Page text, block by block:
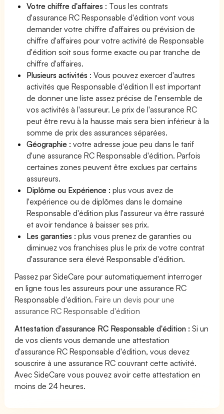
Votre chiffre d'affaires : Tous les contrats
d'assurance RC Responsable d'édition vont vous
demander votre chiffre d'affaires ou prévision de
chiffre d'affaires pour votre activité de Responsable
d'édition soit sous forme exacte ou par tranche de
chiffre d'affaires.
Plusieurs activités : Vous pouvez exercer d'autres
activités que Responsable d'édition Il est important
de donner une liste assez précise de l'ensemble de
vos activités à l'assureur. Le prix de l'assurance RC
peut être revu à la hausse mais sera bien inférieur à la
somme de prix des assurances séparées.
Géographie :votre adresse joue peu dans le tarif
d'une assurance RC Responsable d'édition. Parfois
certaines zones peuvent être exclues par certains
assureurs.
Diplôme ou Expérience :plus vous avez de
l'expérience ou de diplômes dans le domaine
Responsable d'édition plus l'assureur va être rassuré
et avoir tendance à baisser ses prix.
Les garanties :plus vous prenez de garanties ou
diminuez vos franchises plus le prix de votre contrat
d'assurance sera élevé Responsable d'édition.
Passez par SideCare pour automatiquement interroger
en ligne tous les assureurs pour une assurance RC
Responsable d'édition.Faire un devis pour une
assurance RC Responsable d'édition
Attestation d'assurance RC Responsable d'édition : Si un
de vos clients vous demande une attestation
d'assurance RC Responsable d'édition, vous devez
souscrire à une assurance RC couvrant cette activité.
Avec SideCare vous pouvez avoir cette attestation en
moins de 24 heures.